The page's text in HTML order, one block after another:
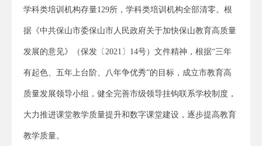
学科类培训机构存量129所，学科类培训机构全部清零。根
据《中共保山市委保山市人民政府关于加快保山教育高质量
发展的意见》（保发〔2021〕14号）文件精神，根据“三年
有起色、五年上台阶、八年争优秀”的目标，成立市教育高
质量发展领导小组，健全完善市级领导挂钩联系学校制度，
大力推进课堂教学质量提升和数字课堂建设，逐步提高教育
教学质量。